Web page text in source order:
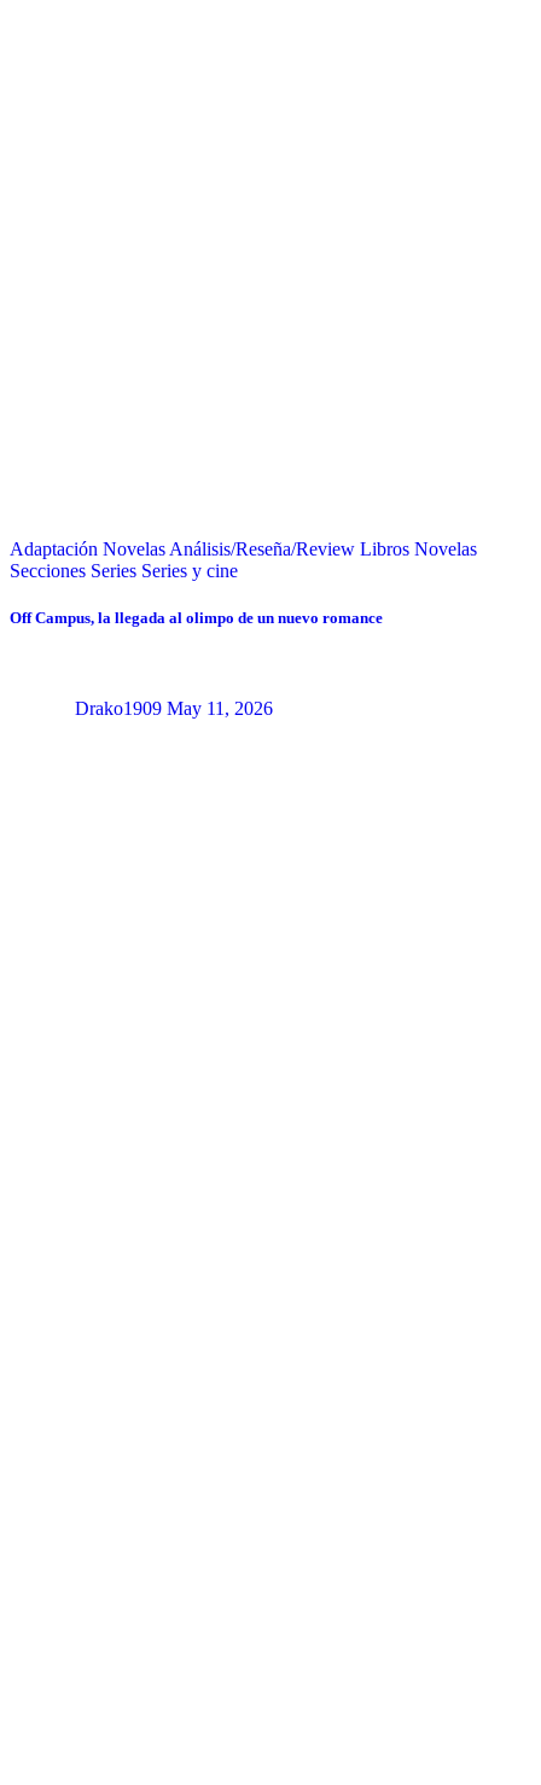
Adaptación Novelas Análisis/Reseña/Review Libros Novelas
Secciones Series Series y cine
Off Campus, la llegada al olimpo de un nuevo romance
Drako1909 May 11, 2026